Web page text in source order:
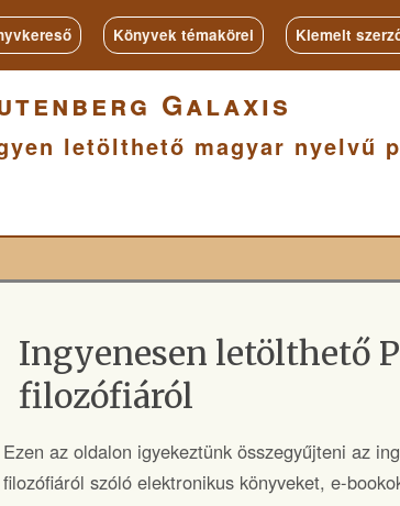
Könyvek témakörei Kiemelt
Galaxis
letölthető magyar nyelvű
Ingyenesen letölthető
filozófiáról
Ezen az oldalon igyekeztünk összegyűjteni az
filozófiáról szóló elektronikus könyveket, e-